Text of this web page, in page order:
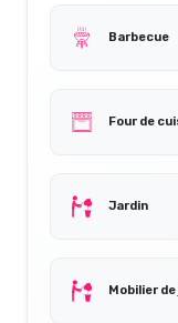
Barbecue
Four de
Jardin
Mobilier